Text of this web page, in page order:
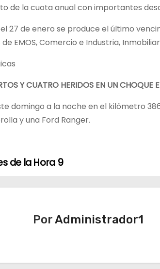
de la cuota anual con importantes
el 27 de enero se produce el último
EMOS, Comercio e Industria,
Y CUATRO HERIDOS EN UN CHOQUE
domingo a la noche en el kilómetro
y una Ford Ranger.
de la Hora 9
PorAdministrador1